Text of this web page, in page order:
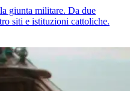
giunta militare. Da due
siti e istituzioni cattoliche.